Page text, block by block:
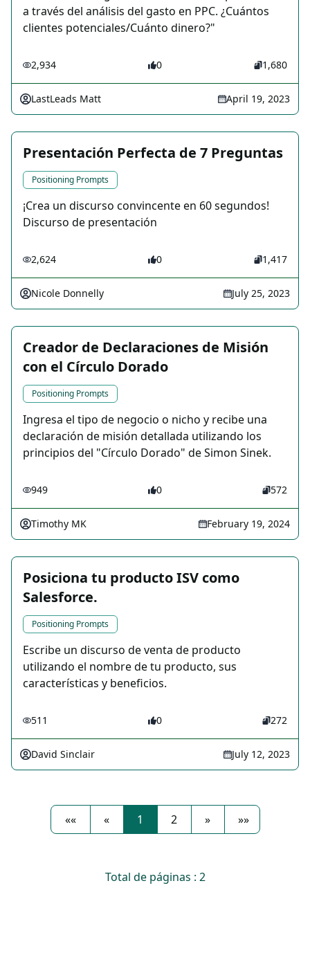
a través del análisis del gasto en PPC. ¿Cuántos
clientes potenciales/Cuánto dinero?"
2,934 0 1,680
LastLeads Matt April 19, 2023
Presentación Perfecta de 7 Preguntas
Positioning Prompts
¡Crea un discurso convincente en 60 segundos!
Discurso de presentación
2,624 0 1,417
Nicole Donnelly July 25, 2023
Creador de Declaraciones de Misión
con el Círculo Dorado
Positioning Prompts
Ingresa el tipo de negocio o nicho y recibe una
declaración de misión detallada utilizando los
principios del "Círculo Dorado" de Simon Sinek.
949 0 572
Timothy MK February 19, 2024
Posiciona tu producto ISV como
Salesforce.
Positioning Prompts
Escribe un discurso de venta de producto
utilizando el nombre de tu producto, sus
características y beneficios.
511 0 272
David Sinclair July 12, 2023
«« « 1 2 » »»
Total de páginas : 2